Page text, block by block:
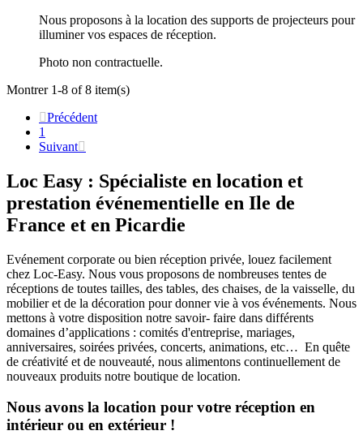
Nous proposons à la location des supports de projecteurs pour
illuminer vos espaces de réception.
Photo non contractuelle.
Montrer 1-8 of 8 item(s)
Précédent
1
Suivant
Loc Easy : Spécialiste en location et
prestation événementielle en Ile de
France et en Picardie
Evénement corporate ou bien réception privée, louez facilement
chez Loc-Easy. Nous vous proposons de nombreuses tentes de
réceptions de toutes tailles, des tables, des chaises, de la vaisselle, du
mobilier et de la décoration pour donner vie à vos événements. Nous
mettons à votre disposition notre savoir- faire dans différents
domaines d’applications : comités d'entreprise, mariages,
anniversaires, soirées privées, concerts, animations, etc… En quête
de créativité et de nouveauté, nous alimentons continuellement de
nouveaux produits notre boutique de location.
Nous avons la location pour votre réception en
intérieur ou en extérieur !